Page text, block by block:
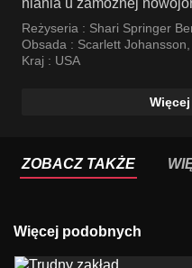
niania u zamożnej
Reżyseria : Shari Springer
Obsada : Scarlett Johansson,
Kraj : USA
ZOBACZ TAKŻE
Więcej podobnych